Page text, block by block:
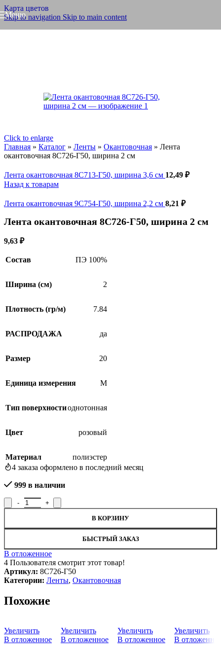
Карта цветов
Skip to navigation Skip to main content
Меню
Click to enlarge
Главная » Каталог » Ленты » Окантовочная » Лента
окантовочная 8С726-Г50, ширина 2 см
Лента окантовочная 8С713-Г50, ширина 3,6 см 12,49 ₽
Назад к товарам
Лента окантовочная 9С754-Г50, ширина 2,2 см 8,21 ₽
Лента окантовочная 8С726-Г50, ширина 2 см
9,63 ₽
Состав ПЭ 100%
Ширина (см) 2
Плотность (гр/м) 7.84
РАСПРОДАЖА да
Размер 20
Единица измерения М
Тип поверхностиоднотонная
Цвет розовый
Материал
полиэстер
4 заказа оформлено в последний месяц
999 в наличии
Количество товара Лента окантовочная 8С726-Г50, ширина 2
В КОРЗИНУ
БЫСТРЫЙ ЗАКАЗ
В отложенное
4 Пользователя смотрит этот товар!
Артикул: 8С726-Г50
Категории: Ленты, Окантовочная
Похожие
Увеличить
В отложенное
Увеличить
В отложенное
Увеличить
В отложенное
Увеличить
В